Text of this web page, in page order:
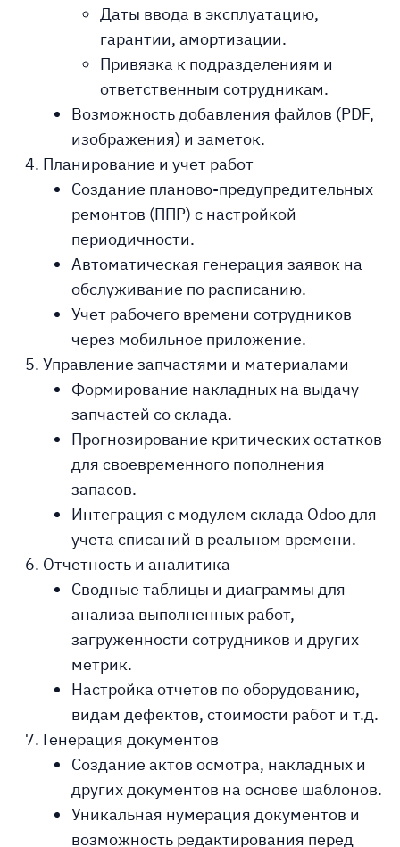
Даты ввода в эксплуатацию,
гарантии, амортизации.
Привязка к подразделениям и
ответственным сотрудникам.
Возможность добавления файлов (PDF,
изображения) и заметок.
Планирование и учет работ
Создание планово-предупредительных
ремонтов (ППР) с настройкой
периодичности.
Автоматическая генерация заявок на
обслуживание по расписанию.
Учет рабочего времени сотрудников
через мобильное приложение.
Управление запчастями и материалами
Формирование накладных на выдачу
запчастей со склада.
Прогнозирование критических остатков
для своевременного пополнения
запасов.
Интеграция с модулем склада Odoo для
учета списаний в реальном времени.
Отчетность и аналитика
Сводные таблицы и диаграммы для
анализа выполненных работ,
загруженности сотрудников и других
метрик.
Настройка отчетов по оборудованию,
видам дефектов, стоимости работ и т.д.
Генерация документов
Создание актов осмотра, накладных и
других документов на основе шаблонов.
Уникальная нумерация документов и
возможность редактирования перед